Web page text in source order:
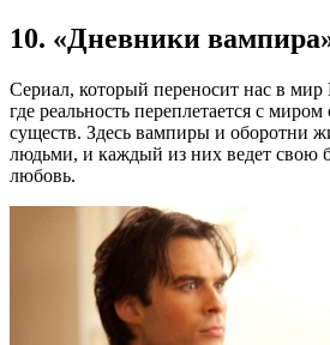
10. «Дневники
Сериал, который переносит нас в
где реальность переплетается с
существ. Здесь вампиры и оборотни
людьми, и каждый из них ведет свою
любовь.